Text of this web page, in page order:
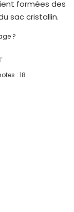
formées des
sac cristallin.
?
:18